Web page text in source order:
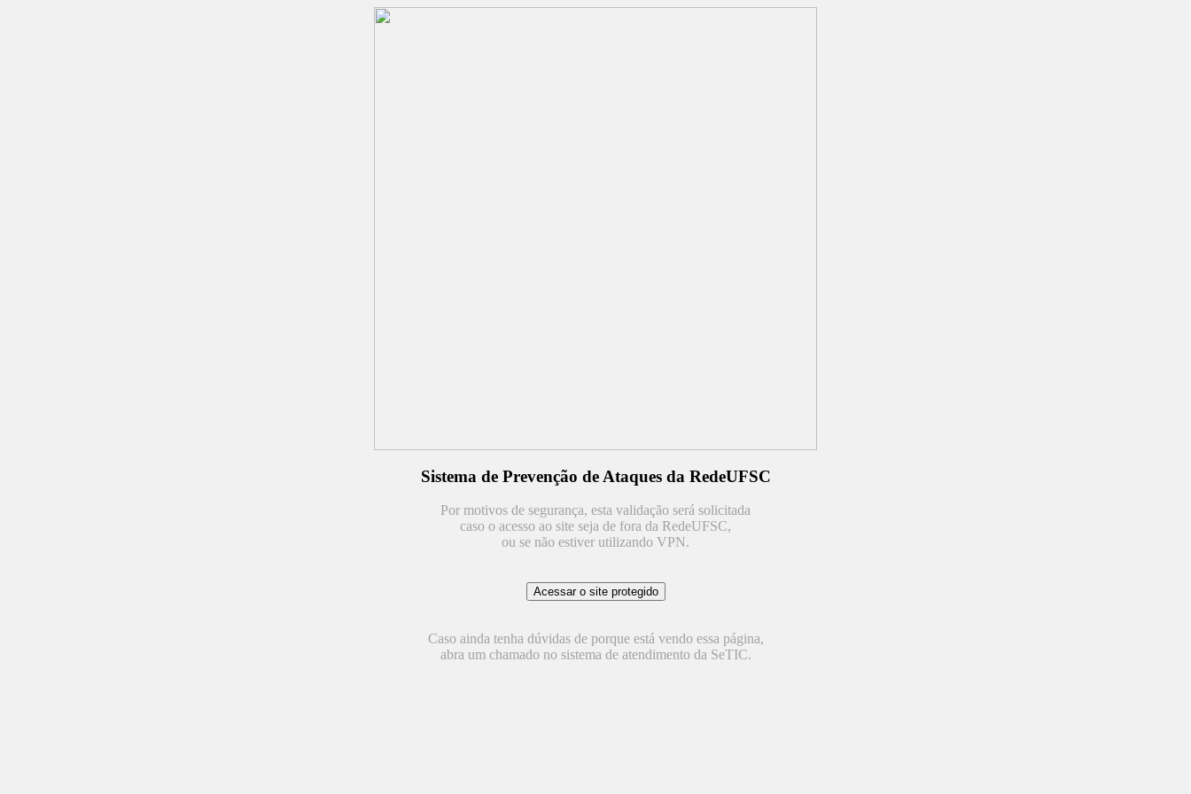
Sistema de Prevenção de Ataques da RedeUFSC
Por motivos de segurança, esta validação será solicitada
caso o acesso ao site seja de fora da RedeUFSC,
ou se não estiver utilizando VPN.
Caso ainda tenha dúvidas de porque está vendo essa página,
abra um chamado no sistema de atendimento da SeTIC.